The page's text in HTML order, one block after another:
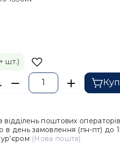
шт.)
відділень поштових операторів
в день замовлення (пн-пт) до
(Нова пошта)